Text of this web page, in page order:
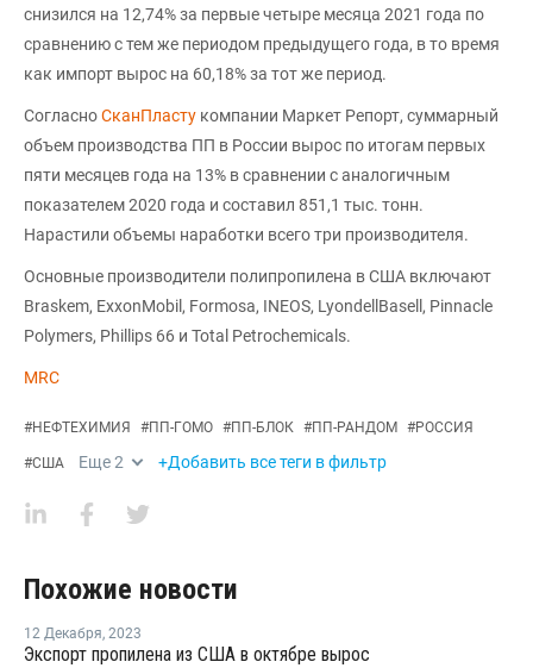
снизился на 12,74% за первые четыре месяца 2021 года по
сравнению с тем же периодом предыдущего года, в то время
как импорт вырос на 60,18% за тот же период.
СогласноСканПласту компании Маркет Репорт, суммарный
объем производства ПП в России вырос по итогам первых
пяти месяцев года на 13% в сравнении с аналогичным
показателем 2020 года и составил 851,1 тыс. тонн.
Нарастили объемы наработки всего три производителя.
Основные производители полипропилена в США включают
Braskem, ExxonMobil, Formosa, INEOS, LyondellBasell, Pinnacle
Polymers, Phillips 66 и Total Petrochemicals.
MRC
#НЕФТЕХИМИЯ #ПП-ГОМО #ПП-БЛОК #ПП-РАНДОМ #РОССИЯ
#США Еще2 +Добавить все теги в фильтр
Похожие новости
12 Декабря, 2023
Экспорт пропилена из США в октябре вырос